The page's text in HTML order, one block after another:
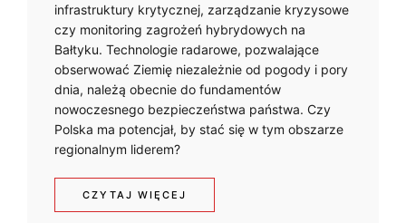
O
R
N
E
A
Ń
infrastruktury krytycznej, zarządzanie kryzysowe
czy monitoring zagrożeń hybrydowych na
Bałtyku. Technologie radarowe, pozwalające
obserwować Ziemię niezależnie od pogody i pory
dnia, należą obecnie do fundamentów
nowoczesnego bezpieczeństwa państwa. Czy
Polska ma potencjał, by stać się w tym obszarze
regionalnym liderem?
CZYTAJ WIĘCEJ